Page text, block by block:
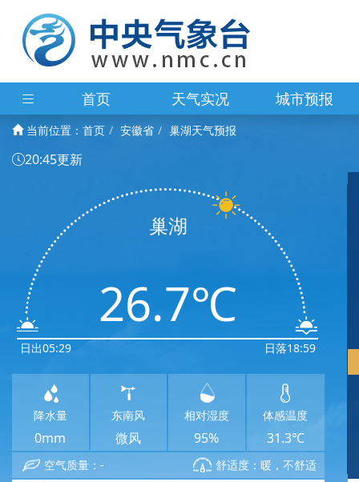
首页 天气实况 城市预报
当前位置： 首页 安徽省 巢湖天气预报
20:45更新
日出05:29
巢湖
26.7℃
日落18:59
降水量
0mm
东南风
微风
相对湿度
95%
体感温度
31.3℃
空气质量：- 舒适度：暖，不舒适